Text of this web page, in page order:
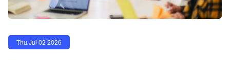
Thu Jul 02 2026